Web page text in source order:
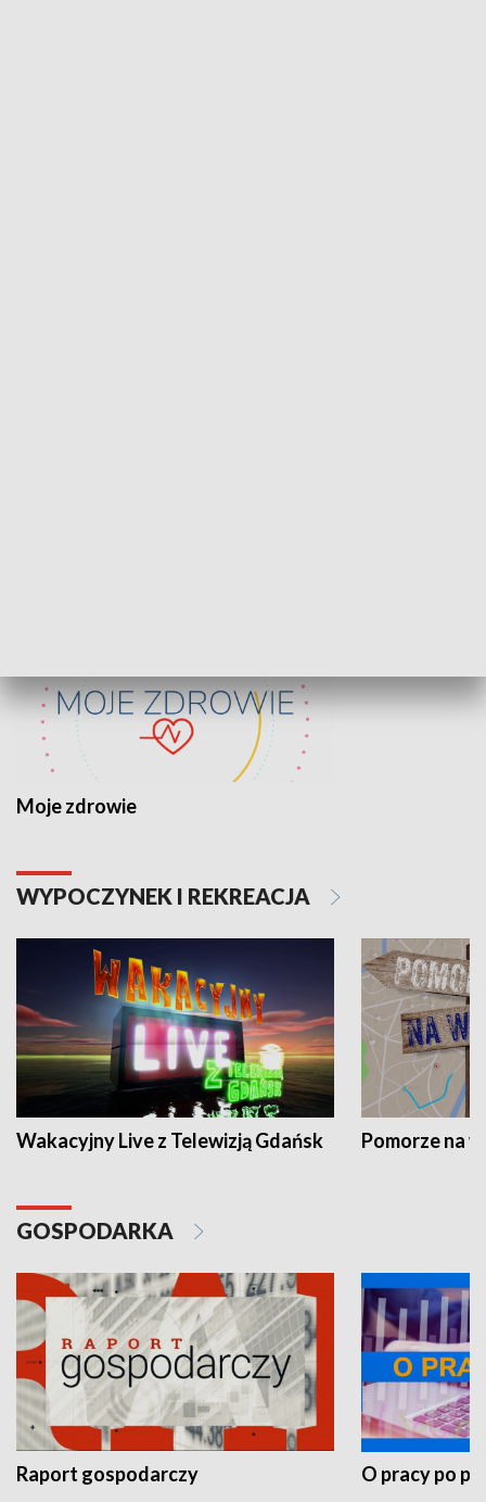
Moje zdrowie
WYPOCZYNEK I REKREACJA
Wakacyjny Live z Telewizją Gdańsk Pomorze na
GOSPODARKA
Raport gospodarczy O pracy po